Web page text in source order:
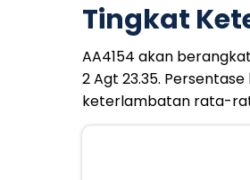
Tingkat
AA4154 akan
2 Agt 23.35.
keterlambatan rata-